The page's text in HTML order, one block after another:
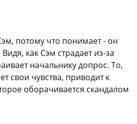
потому что понимает - он
как Сэм страдает из-за
начальнику допрос. То,
свои чувства, приводит к
оборачивается скандалом